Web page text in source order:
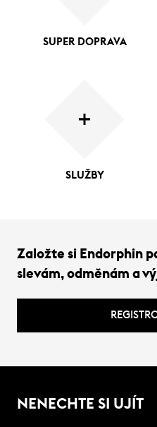
SUPER DOPRAVA
SLUŽBY
Založte si Endorphin
slevám, odměnám a
NENECHTE SI UJÍT